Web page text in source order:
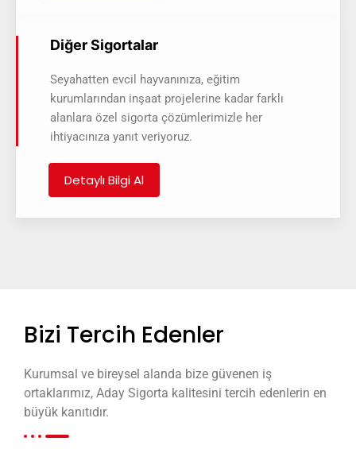
Diğer Sigortalar
Seyahatten evcil hayvanınıza, eğitim
kurumlarından inşaat projelerine kadar farklı
alanlara özel sigorta çözümlerimizle her
ihtiyacınıza yanıt veriyoruz.
Detaylı Bilgi Al
Bizi Tercih Edenler
Kurumsal ve bireysel alanda bize güvenen iş
ortaklarımız, Aday Sigorta kalitesini tercih edenlerin en
büyük kanıtıdır.